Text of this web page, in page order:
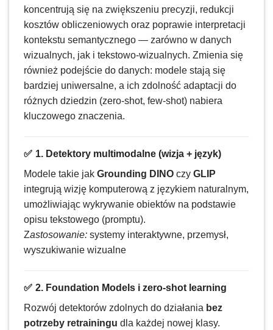
koncentrują się na zwiększeniu precyzji, redukcji
kosztów obliczeniowych oraz poprawie interpretacji
kontekstu semantycznego — zarówno w danych
wizualnych, jak i tekstowo-wizualnych. Zmienia się
również podejście do danych: modele stają się
bardziej uniwersalne, a ich zdolność adaptacji do
różnych dziedzin (zero-shot, few-shot) nabiera
kluczowego znaczenia.
✅ 1. Detektory multimodalne (wizja + język)
Modele takie jakGrounding DINO czyGLIP
integrują wizję komputerową z językiem naturalnym,
umożliwiając wykrywanie obiektów na podstawie
opisu tekstowego (promptu).
Zastosowanie: systemy interaktywne, przemysł,
wyszukiwanie wizualne
✅2. Foundation Models i zero-shot learning
Rozwój detektorów zdolnych do działania bez
potrzeby retrainingu dla każdej nowej klasy.